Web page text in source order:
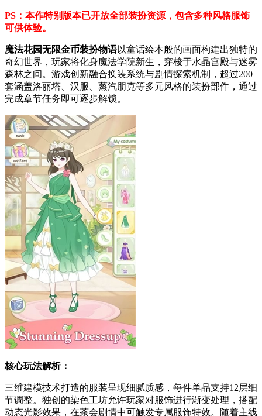
PS：本作特别版本已开放全部装扮资源，包含多种风格服饰
可供体验。
魔法花园无限金币装扮物语以童话绘本般的画面构建出独特的
奇幻世界，玩家将化身魔法学院新生，穿梭于水晶宫殿与迷雾
森林之间。游戏创新融合换装系统与剧情探索机制，超过200
套涵盖洛丽塔、汉服、蒸汽朋克等多元风格的装扮部件，通过
完成章节任务即可逐步解锁。
核心玩法解析：
三维建模技术打造的服装呈现细腻质感，每件单品支持12层细
节调整。独创的染色工坊允许玩家对服饰进行渐变处理，搭配
动态光影效果，在茶会剧情中可触发专属服饰特效。随着主线